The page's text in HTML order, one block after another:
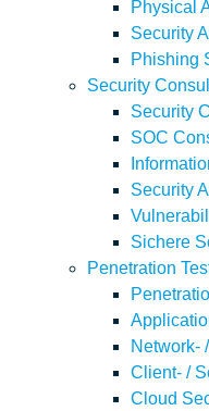
Physical
Security
Phishing
Security
Security
SOC
Security
Sichere
Penetration
Network-
Client- /
Cloud